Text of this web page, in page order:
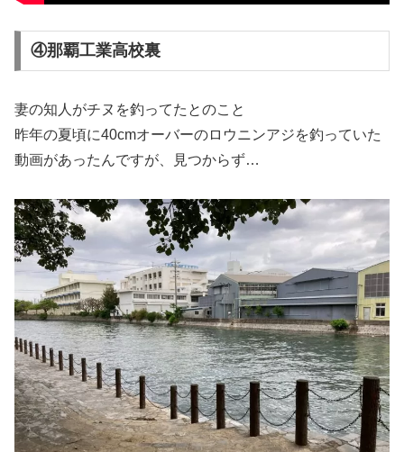
④那覇工業高校裏
妻の知人がチヌを釣ってたとのこと
昨年の夏頃に40cmオーバーのロウニンアジを釣っていた
動画があったんですが、見つからず…